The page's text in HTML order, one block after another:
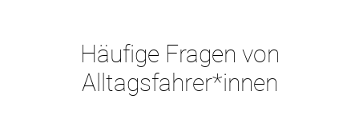
Häufige Fragen von
Alltagsfahrer*innen